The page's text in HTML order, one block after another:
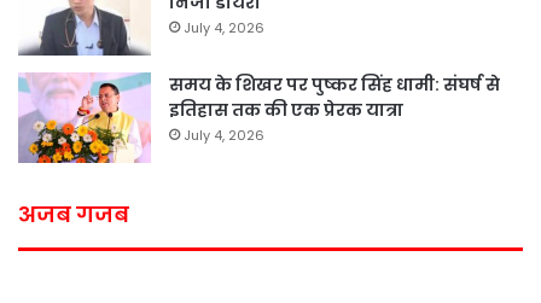
July 4, 2026
समय के शिखर पर पुष्कर सिंह धामी: संघर्ष से
इतिहास तक की एक प्रेरक यात्रा
July 4, 2026
अजब गजब